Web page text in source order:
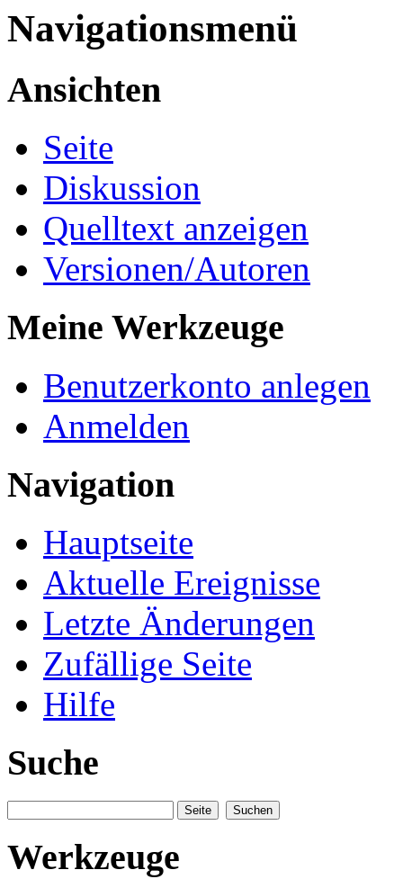
Navigationsmenü
Ansichten
Seite
Diskussion
Quelltext anzeigen
Versionen/Autoren
Meine Werkzeuge
Benutzerkonto anlegen
Anmelden
Navigation
Hauptseite
Aktuelle Ereignisse
Letzte Änderungen
Zufällige Seite
Hilfe
Suche
Werkzeuge